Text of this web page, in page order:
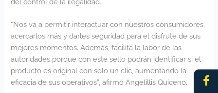
f
“Nos va a permitir interactuar con nuestros consumidores,
acercarlos más y darles seguridad para el disfrute de sus
mejores momentos. Además, facilita la labor de las
autoridades porque con este sello podrán identificar si el
producto es original con solo un clic, aumentando la
eficacia de sus operativos”, afirmó Angelillis Quiceno.